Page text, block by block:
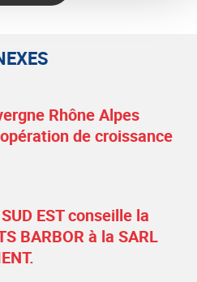
Rhône Alpes
de croissance
EST conseille la
BARBOR à la SARL